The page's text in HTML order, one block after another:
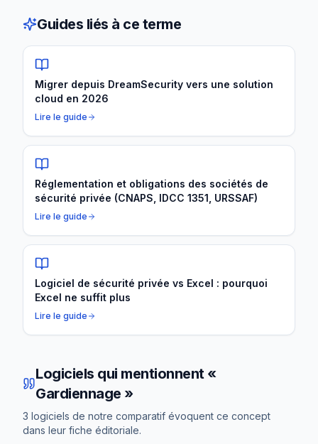
Guides liés à ce terme
Migrer depuis DreamSecurity vers une solution
cloud en 2026
Lire le guide
Réglementation et obligations des sociétés de
sécurité privée (CNAPS, IDCC 1351, URSSAF)
Lire le guide
Logiciel de sécurité privée vs Excel : pourquoi
Excel ne suffit plus
Lire le guide
Logiciels qui mentionnent «
Gardiennage »
3 logiciels de notre comparatif évoquent ce concept
dans leur fiche éditoriale.